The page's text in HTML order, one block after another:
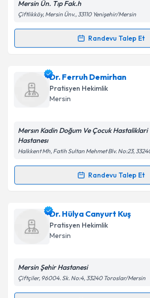
Kişisel verilerimin işlenmesine
Metni'ni okudum ve kişisel
Takvim Talebini
Mersin Ün. Tıp Fak.h
Çiftlikköy, Mersin Ünv., 33110 Yenişehir/Mersin
Randevu Talep Et
Randevu Takvimi Talebi
Doç. Dr. Zeliha Kurtoğluiçin
oluşturun. Size bu uzmandan randevu
takvim hazırlandığında e-posta ile
Kişisel verilerimin işlenmesine
'ni okudum ve kişisel
kapsamda işlenmesini kabul
Takvim Talebini
Dr. Ferruh Demirhan
Pratisyen Hekimlik
Mersin
Mersın Kadin Doğum Ve Çocuk Hastaliklari
Hastanesı
Halkkent Mh, Fatih Sultan Mehmet Blv. No:23,
Randevu Talep Et
Randevu Takvimi Talebi
Dr. Ferruh Demirhaniçin randevu
oluşturun. Size bu uzmandan randevu
takvim hazırlandığında e-posta ile
Dr. Hülya Canyurt Kuş
Pratisyen Hekimlik
Mersin
Mersin Şehir Hastanesi
Çiftçiler, 96004. Sk. No:4, 33240 Toroslar/Mersin